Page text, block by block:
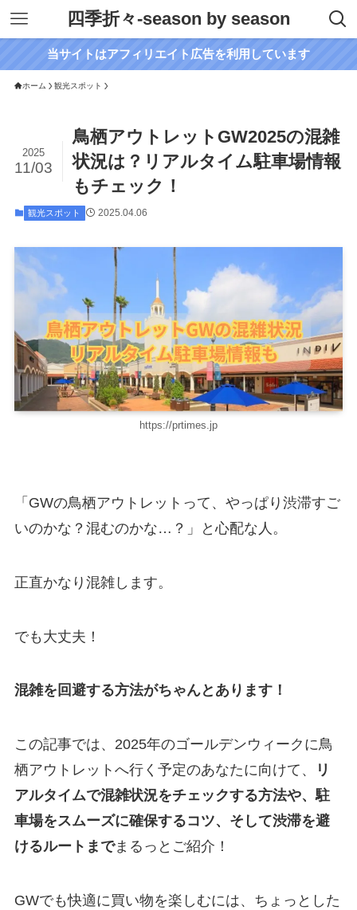
四季折々-season by season
当サイトはアフィリエイト広告を利用しています
ホーム 観光スポット
鳥栖アウトレットGW2025の混雑
状況は？リアルタイム駐車場情報
もチェック！
2025
11/03
観光スポット 2025.04.06
https://prtimes.jp
「GWの鳥栖アウトレットって、やっぱり渋滞すご
いのかな？混むのかな…？」と心配な人。
正直かなり混雑します。
でも大丈夫！
混雑を回避する方法がちゃんとあります！
この記事では、2025年のゴールデンウィークに鳥
栖アウトレットへ行く予定のあなたに向けて、
リ
アルタイムで混雑状況をチェックする方法や、駐
車場をスムーズに確保するコツ、そして渋滞を避
けるルートまでまるっとご紹介！
GWでも快適に買い物を楽しむには、ちょっとした